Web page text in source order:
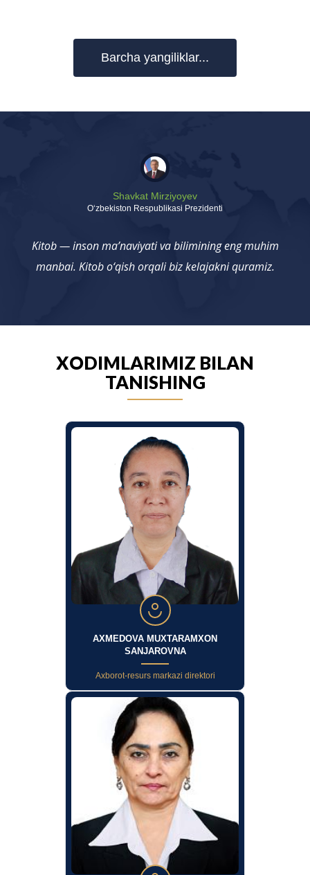
Barcha yangiliklar...
Shavkat Mirziyoyev
Oʻzbekiston Respublikasi Prezidenti
Kitob — inson ma’naviyati va bilimining eng muhim
manbai. Kitob o‘qish orqali biz kelajakni quramiz.
XODIMLARIMIZ BILAN
TANISHING
AXMEDOVA MUXTARAMXON
SANJAROVNA
Axborot-resurs markazi direktori